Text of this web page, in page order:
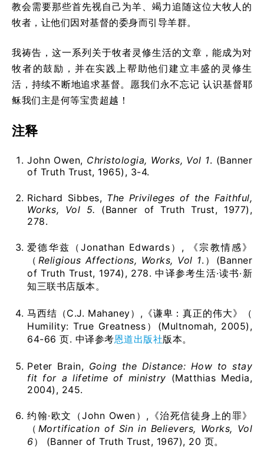
教会需要那些首先视自己为羊、竭力追随这位大牧人的
牧者，让他们因对基督的委身而引导羊群。
我祷告，这一系列关于牧者灵修生活的文章，能成为对
牧者的鼓励，并在实践上帮助他们建立丰盛的灵修生
活，持续不断地追求基督。愿我们永不忘记 认识基督耶
稣我们主是何等宝贵超越！
注释
John Owen, Christologia, Works, Vol 1. (Banner
of Truth Trust, 1965), 3-4.
Richard Sibbes, The Privileges of the Faithful,
Works, Vol 5. (Banner of Truth Trust, 1977),
278.
爱德华兹（Jonathan Edwards）, 《宗教情感》
（ Religious Affections, Works, Vol 1.）(Banner
of Truth Trust, 1974), 278. 中译参考生活·读书·新
知三联书店版本。
马西结（C.J. Mahaney）,《谦卑：真正的伟大》（
Humility: True Greatness）(Multnomah, 2005),
64-66 页. 中译参考恩道出版社版本。
Peter Brain, Going the Distance: How to stay
fit for a lifetime of ministry (Matthias Media,
2004), 245.
约翰·欧文（John Owen）,《治死信徒身上的罪》
（ Mortification of Sin in Believers, Works, Vol
6） (Banner of Truth Trust, 1967), 20 页。